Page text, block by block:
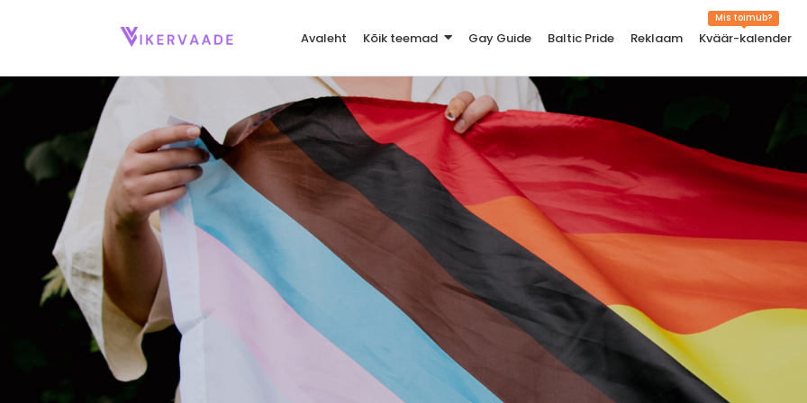
Avaleht Kõik teemad Gay Guide Baltic Pride Reklaam Kväär-kalender
Mis toimub?